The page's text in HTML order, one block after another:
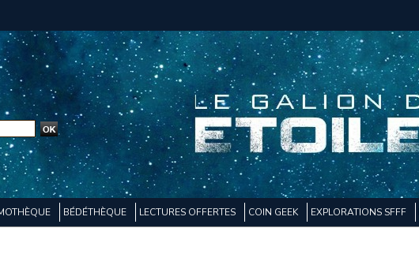
BÉDÉTHÈQUE LECTURES OFFERTES COIN GEEK EXPLORATIONS SFFF